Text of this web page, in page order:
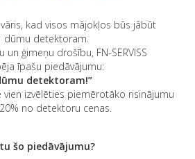
kad visos mājokļos būs jābūt
dūmu detektoram.
ģimeņu drošību, FN-SERVISS
īpašu piedāvājumu:
detektoram!”
vien izvēlēties piemērotāko risinājumu
no detektoru cenas.
šo piedāvājumu?